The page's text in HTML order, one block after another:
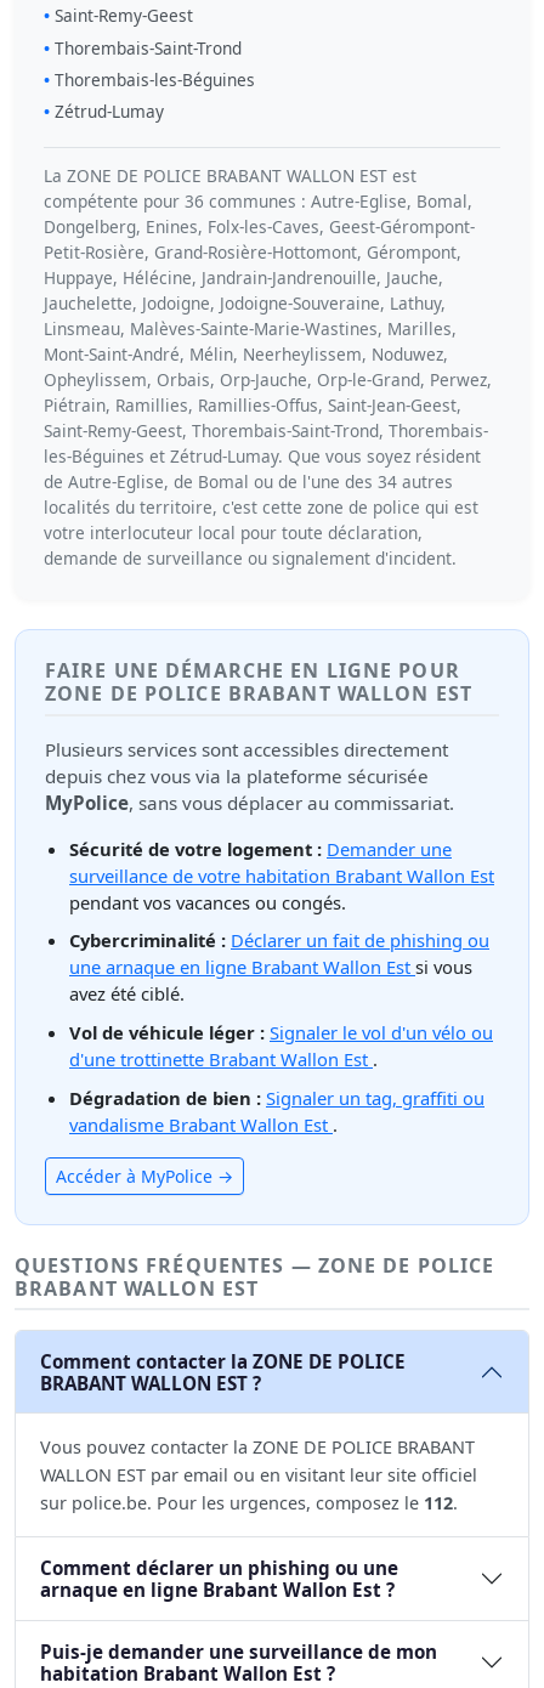
Saint-Remy-Geest
Thorembais-Saint-Trond
Thorembais-les-Béguines
Zétrud-Lumay
La ZONE DE POLICE BRABANT WALLON EST est
compétente pour 36 communes : Autre-Eglise, Bomal,
Dongelberg, Enines, Folx-les-Caves, Geest-Gérompont-
Petit-Rosière, Grand-Rosière-Hottomont, Gérompont,
Huppaye, Hélécine, Jandrain-Jandrenouille, Jauche,
Jauchelette, Jodoigne, Jodoigne-Souveraine, Lathuy,
Linsmeau, Malèves-Sainte-Marie-Wastines, Marilles,
Mont-Saint-André, Mélin, Neerheylissem, Noduwez,
Opheylissem, Orbais, Orp-Jauche, Orp-le-Grand, Perwez,
Piétrain, Ramillies, Ramillies-Offus, Saint-Jean-Geest,
Saint-Remy-Geest, Thorembais-Saint-Trond, Thorembais-
les-Béguines et Zétrud-Lumay. Que vous soyez résident
de Autre-Eglise, de Bomal ou de l'une des 34 autres
localités du territoire, c'est cette zone de police qui est
votre interlocuteur local pour toute déclaration,
demande de surveillance ou signalement d'incident.
FAIRE UNE DÉMARCHE EN LIGNE POUR
ZONE DE POLICE BRABANT WALLON EST
Plusieurs services sont accessibles directement
depuis chez vous via la plateforme sécurisée
MyPolice, sans vous déplacer au commissariat.
Sécurité de votre logement : Demander une
surveillance de votre habitation Brabant Wallon Est
pendant vos vacances ou congés.
Cybercriminalité : Déclarer un fait de phishing ou
une arnaque en ligne Brabant Wallon Est si vous
avez été ciblé.
Vol de véhicule léger : Signaler le vol d'un vélo ou
d'une trottinette Brabant Wallon Est .
Dégradation de bien : Signaler un tag, graffiti ou
vandalisme Brabant Wallon Est .
Accéder à MyPolice →
QUESTIONS FRÉQUENTES — ZONE DE POLICE
BRABANT WALLON EST
Comment contacter la ZONE DE POLICE
BRABANT WALLON EST ?
Vous pouvez contacter la ZONE DE POLICE BRABANT
WALLON EST par email ou en visitant leur site officiel
sur police.be. Pour les urgences, composez le 112.
Comment déclarer un phishing ou une
arnaque en ligne Brabant Wallon Est ?
Puis-je demander une surveillance de mon
habitation Brabant Wallon Est ?